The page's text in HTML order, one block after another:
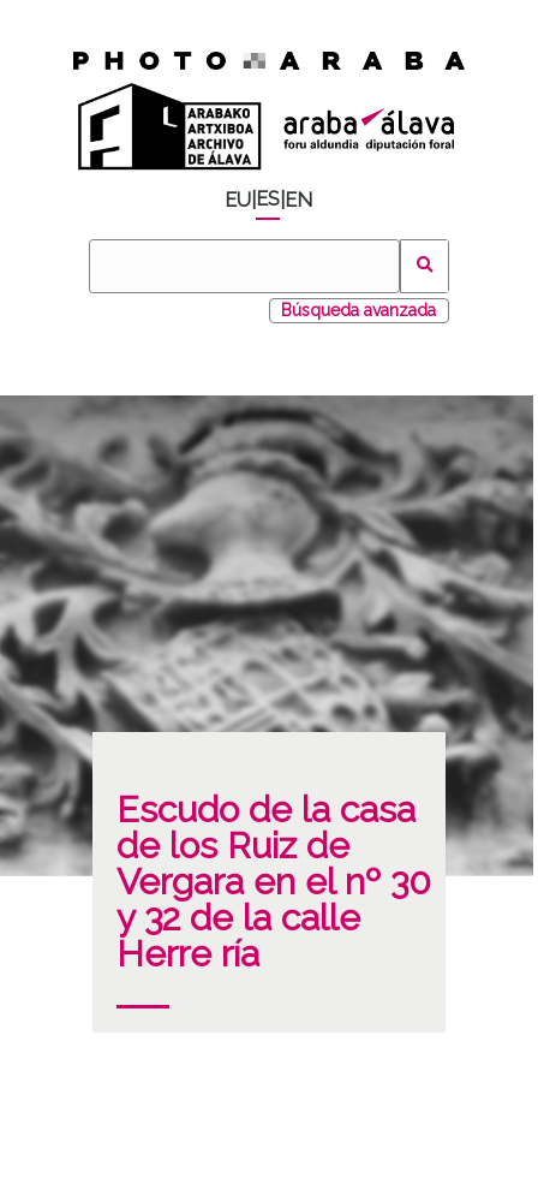
EU ES EN
Búsqueda avanzada
Escudo de la casa
de los Ruiz de
Vergara en el nº 30
y 32 de la calle
Herre ría